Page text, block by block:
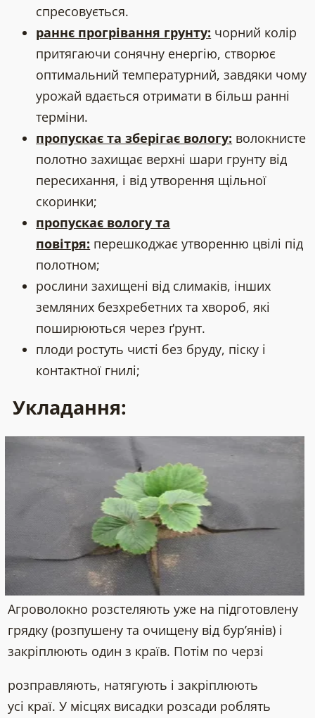
спресовується.
раннє прогрівання грунту: чорний колір
притягаючи сонячну енергію, створює
оптимальний температурний, завдяки чому
урожай вдається отримати в більш ранні
терміни.
пропускає та зберігає вологу: волокнисте
полотно захищає верхні шари грунту від
пересихання, і від утворення щільної
скоринки;
пропускає вологу та
повітря: перешкоджає утворенню цвілі під
полотном;
рослини захищені від слимаків, інших
земляних безхребетних та хвороб, які
поширюються через ґрунт.
плоди ростуть чисті без бруду, піску і
контактної гнилі;
Укладання:
Агроволокно розстеляють уже на підготовлену
грядку (розпушену та очищену від бур’янів) і
закріплюють один з країв. Потім по черзі
розправляють, натягують і закріплюють
усі краї. У місцях висадки розсади роблять